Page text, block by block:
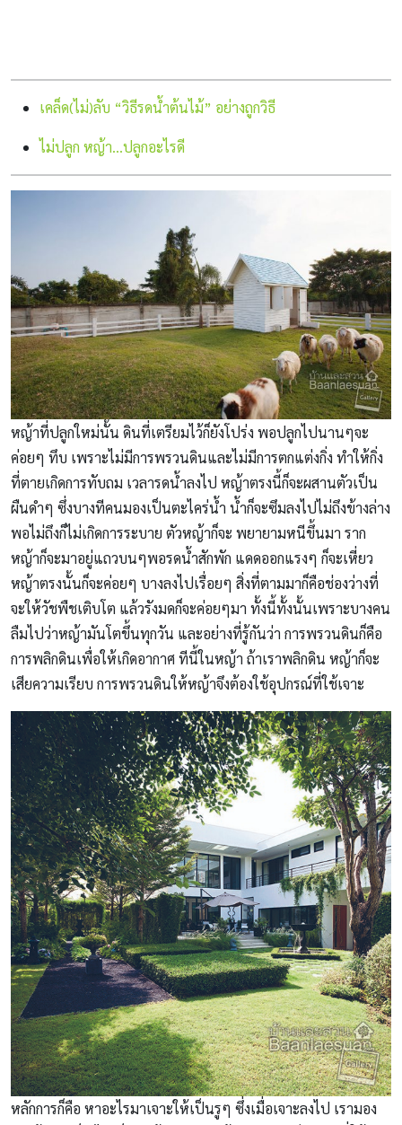
เคล็ด(ไม่)ลับ “วิธีรดน้ำต้นไม้” อย่างถูกวิธี
ไม่ปลูก หญ้า…ปลูกอะไรดี
หญ้าที่ปลูกใหม่นั้น ดินที่เตรียมไว้ก็ยังโปร่ง พอปลูกไปนานๆจะ
ค่อยๆ ทึบ เพราะไม่มีการพรวนดินและไม่มีการตกแต่งกิ่ง ทำให้กิ่ง
ที่ตายเกิดการทับถม เวลารดน้ำลงไป หญ้าตรงนี้ก็จะผสานตัวเป็น
ผืนดำๆ ซึ่งบางทีคนมองเป็นตะไคร่น้ำ น้ำก็จะซึมลงไปไม่ถึงข้างล่าง
พอไม่ถึงก็ไม่เกิดการระบาย ตัวหญ้าก็จะ พยายามหนีขึ้นมา ราก
หญ้าก็จะมาอยู่แถวบนๆพอรดน้ำสักพัก แดดออกแรงๆ ก็จะเหี่ยว
หญ้าตรงนั้นก็จะค่อยๆ บางลงไปเรื่อยๆ สิ่งที่ตามมาก็คือช่องว่างที่
จะให้วัชพืชเติบโต แล้วรังมดก็จะค่อยๆมา ทั้งนี้ทั้งนั้นเพราะบางคน
ลืมไปว่าหญ้ามันโตขึ้นทุกวัน และอย่างที่รู้กันว่า การพรวนดินก็คือ
การพลิกดินเพื่อให้เกิดอากาศ ทีนี้ในหญ้า ถ้าเราพลิกดิน หญ้าก็จะ
เสียความเรียบ การพรวนดินให้หญ้าจึงต้องใช้อุปกรณ์ที่ใช้เจาะ
หลักการก็คือ หาอะไรมาเจาะให้เป็นรูๆ ซึ่งเมื่อเจาะลงไป เรามอง